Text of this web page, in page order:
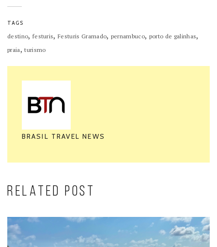
TAGS
destino, festuris,Festuris Gramado, pernambuco, porto de galinhas,
praia,turismo
BRASIL TRAVEL NEWS
RELATED POST